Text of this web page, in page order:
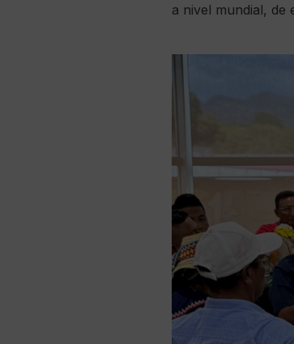
a nivel mundial, de